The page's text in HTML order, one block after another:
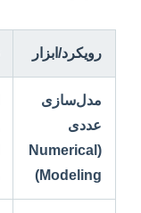
رویکرد/ابزار
مدل‌سازی
عددی
(Numerical
Modeling)